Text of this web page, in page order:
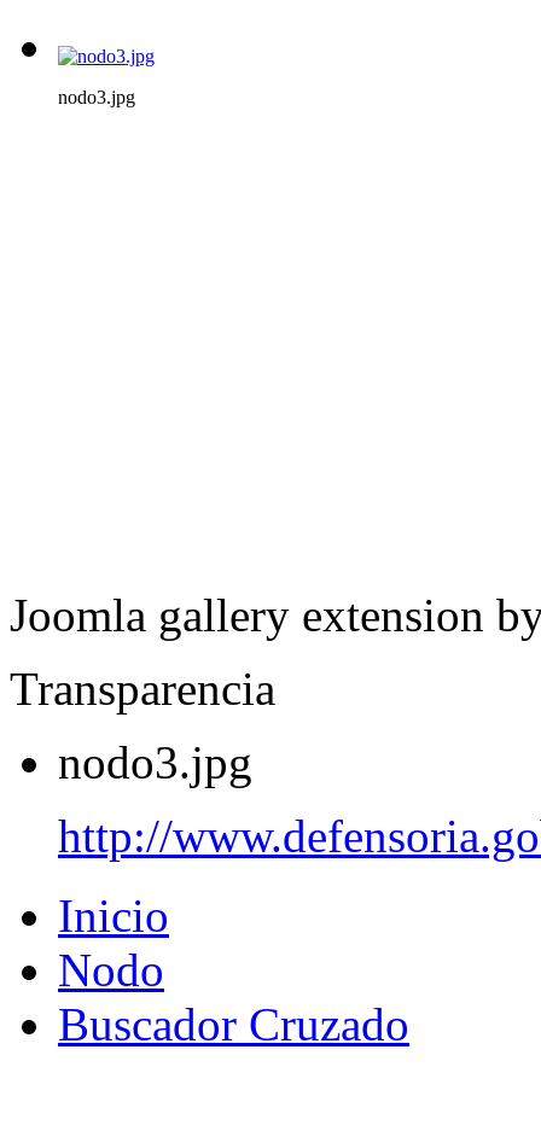
nodo3.jpg
Joomla gallery extension
Transparencia
nodo3.jpg
http://
Inicio
Nodo
Buscador Cruzado